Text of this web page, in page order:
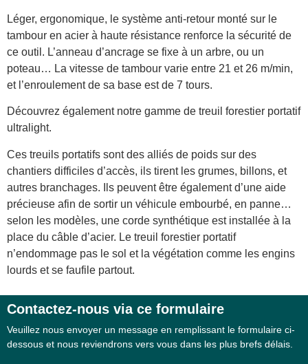
Léger, ergonomique, le système anti-retour monté sur le
tambour en acier à haute résistance renforce la sécurité de
ce outil. L’anneau d’ancrage se fixe à un arbre, ou un
poteau… La vitesse de tambour varie entre 21 et 26 m/min,
et l’enroulement de sa base est de 7 tours.
Découvrez également notre gamme de treuil forestier portatif
ultralight.
Ces treuils portatifs sont des alliés de poids sur des
chantiers difficiles d’accès, ils tirent les grumes, billons, et
autres branchages. Ils peuvent être également d’une aide
précieuse afin de sortir un véhicule embourbé, en panne…
selon les modèles, une corde synthétique est installée à la
place du câble d’acier. Le treuil forestier portatif
n’endommage pas le sol et la végétation comme les engins
lourds et se faufile partout.
Contactez-nous via ce formulaire
de contact
Veuillez nous envoyer un message en remplissant le formulaire ci-
dessous et nous reviendrons vers vous dans les plus brefs délais.